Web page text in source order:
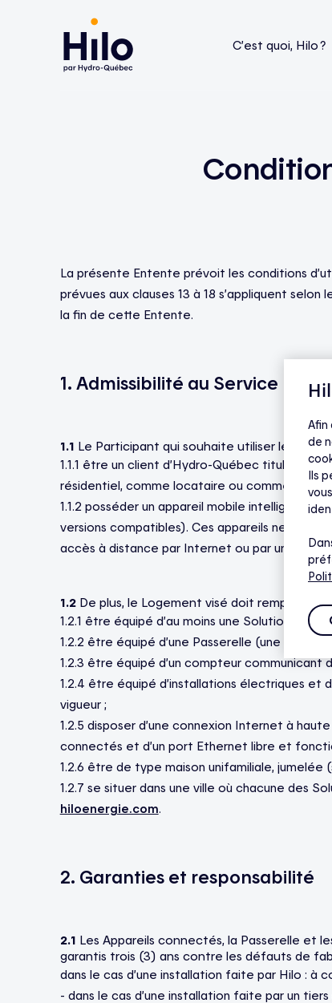
C’est quoi, Hilo ?
Bornes de recharge pour véhicule électrique
Aide — Appareils compatibles et
La présente Entente prévoit les conditions
prévues aux clauses 13 à 18 s’appliquent
la fin de cette Entente.
1. Admissibilité au Service
1.1 Le Participant qui souhaite utiliser le
1.1.1 être un client d’Hydro-Québec titulaire,
résidentiel, comme locataire ou comme
1.1.2 posséder un appareil mobile intelligent
versions compatibles). Ces appareils ne sont
accès à distance par Internet ou par un réseau
1.2De plus, le Logement visé doit remplir les
1.2.1 être équipé d’au moins une Solution Hilo
1.2.2 être équipé d’une Passerelle (une seule
1.2.3 être équipé d’un compteur communicant
1.2.4 être équipé d’installations électriques
vigueur ;
1.2.5 disposer d’une connexion Internet à
connectés et d’un port Ethernet libre et
1.2.6 être de type maison unifamiliale,
1.2.7 se situer dans une ville où chacune des
hiloenergie.com
2. Garanties et responsabilité
2.1 Les Appareils connectés, la Passerelle et
garantis trois (3) ans contre les défauts de
dans le cas d’une installation faite par Hilo : à
- dans le cas d’une installation faite par un
Afin
de
Ils